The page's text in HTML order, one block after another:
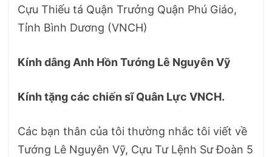
Cựu Thiếu tá Quận Trưởng Quận Phú Giáo,
Tỉnh Bình Dương (VNCH)
Kính dâng Anh Hồn Tướng Lê Nguyên Vỹ
Kính tặng các chiến sĩ Quân Lực VNCH.
Các bạn thân của tôi thường nhắc tôi viết về
Tướng Lê Nguyên Vỹ, Cựu Tư Lệnh Sư Đoàn 5